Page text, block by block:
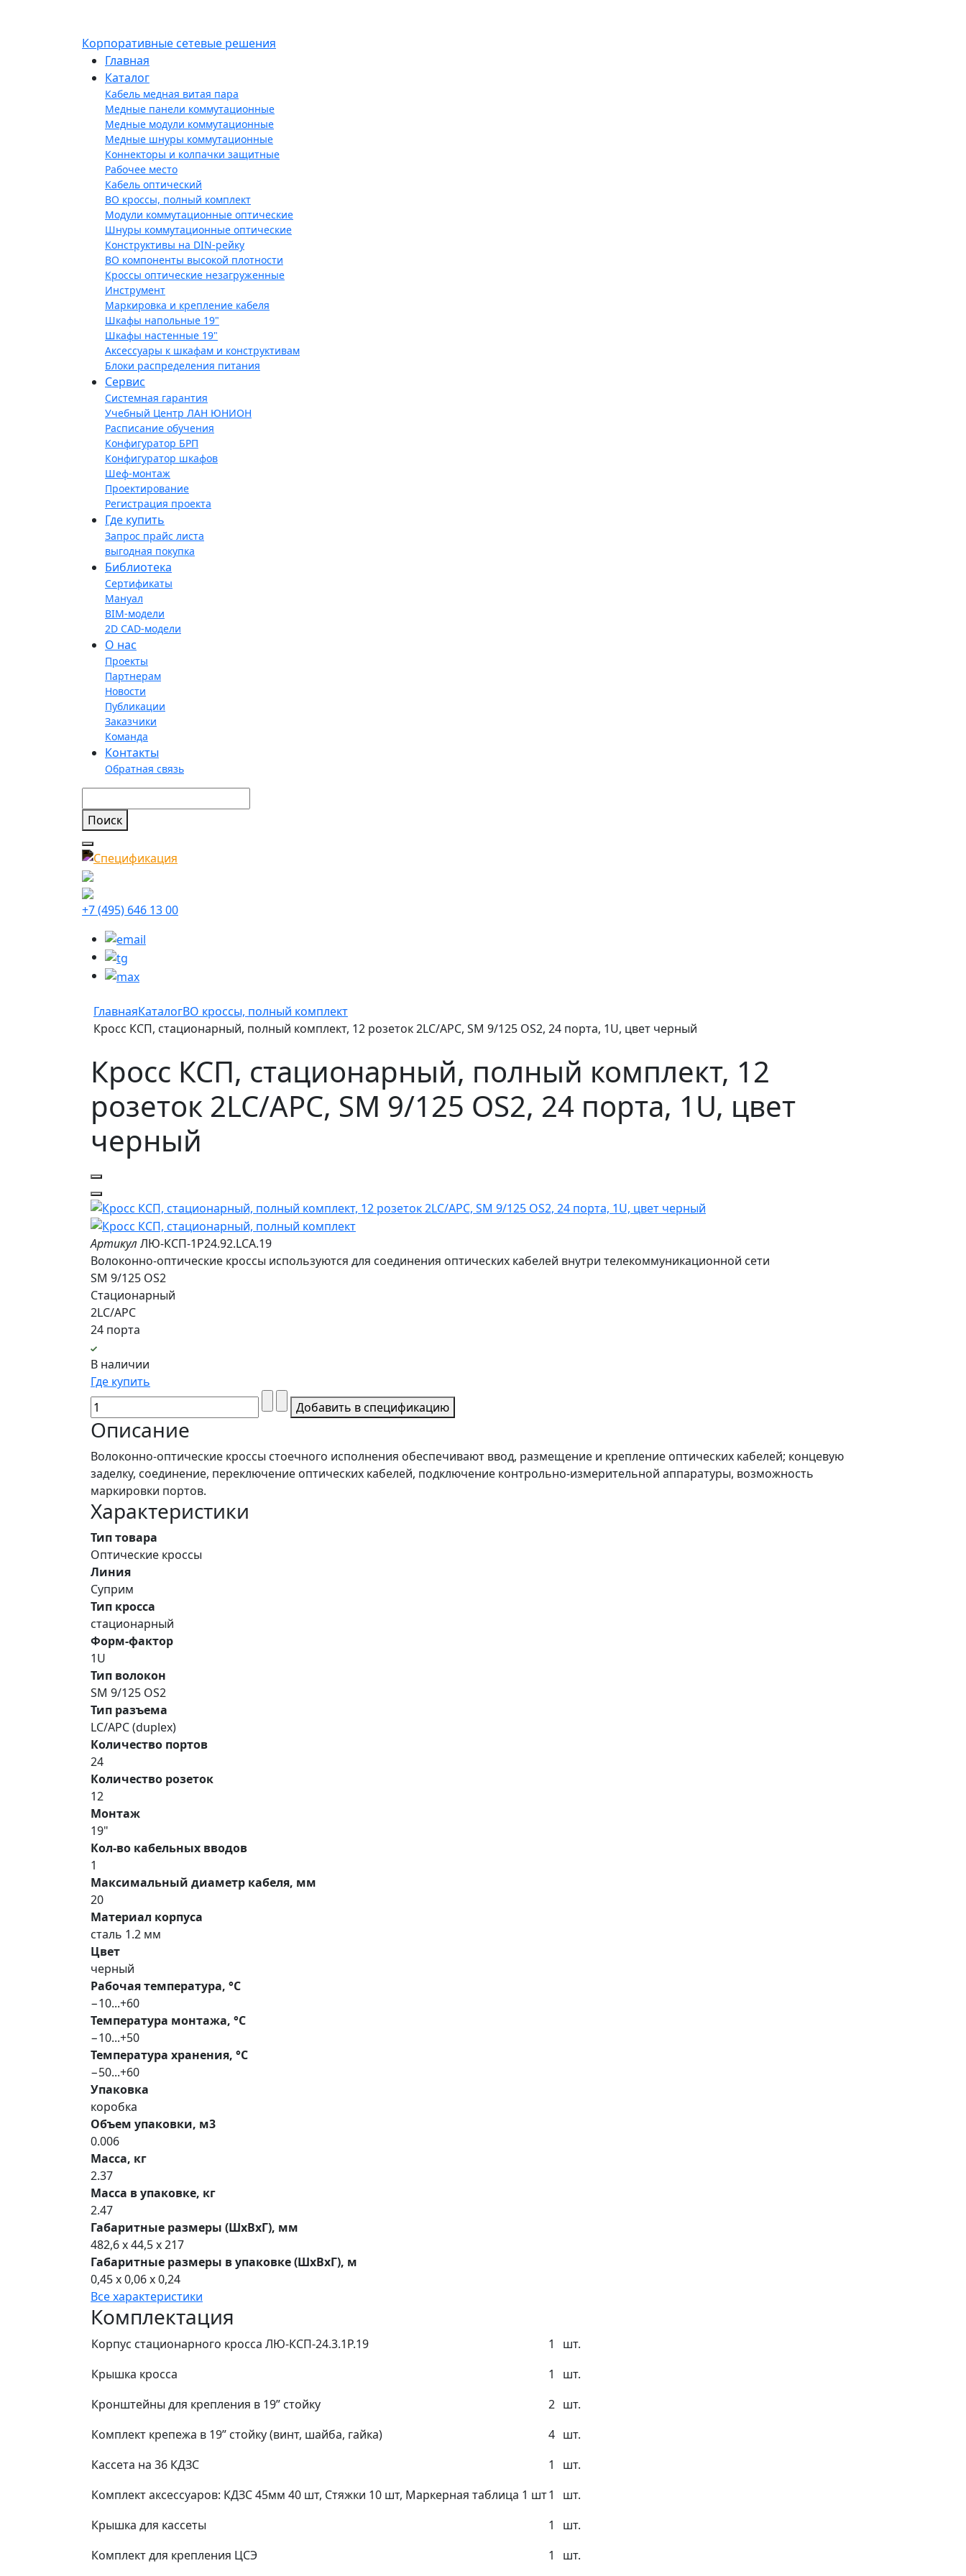
Корпоративные сетевые решения
Главная
Каталог
Кабель медная витая пара
Медные панели коммутационные
Медные модули коммутационные
Медные шнуры коммутационные
Коннекторы и колпачки защитные
Рабочее место
Кабель оптический
ВО кроссы, полный комплект
Модули коммутационные оптические
Шнуры коммутационные оптические
Конструктивы на DIN-рейку
ВО компоненты высокой плотности
Кроссы оптические незагруженные
Инструмент
Маркировка и крепление кабеля
Шкафы напольные 19"
Шкафы настенные 19"
Аксессуары к шкафам и конструктивам
Блоки распределения питания
Сервис
Системная гарантия
Учебный Центр ЛАН ЮНИОН
Расписание обучения
Конфигуратор БРП
Конфигуратор шкафов
Шеф-монтаж
Проектирование
Регистрация проекта
Где купить
Запрос прайс листа
выгодная покупка
Библиотека
Сертификаты
Мануал
BIM-модели
2D CAD-модели
О нас
Проекты
Партнерам
Новости
Публикации
Заказчики
Команда
Контакты
Обратная связь
+7 (495) 646 13 00
ГлавнаяКаталогВО кроссы, полный комплект
Кросс КСП, стационарный, полный комплект, 12 розеток 2LC/APC, SM 9/125 OS2, 24 порта, 1U, цвет черный
Кросс КСП, стационарный, полный комплект, 12
розеток 2LC/APC, SM 9/125 OS2, 24 порта, 1U, цвет
черный
Артикул ЛЮ-КСП-1Р24.92.LCA.19
Волоконно-оптические кроссы используются для соединения оптических кабелей внутри телекоммуникационной сети
SM 9/125 OS2
Стационарный
2LC/APC
24 порта
В наличии
Где купить
Добавить в спецификацию
Описание
Волоконно-оптические кроссы стоечного исполнения обеспечивают ввод, размещение и крепление оптических кабелей; концевую
заделку, соединение, переключение оптических кабелей, подключение контрольно-измерительной аппаратуры, возможность
маркировки портов.
Характеристики
Тип товара
Оптические кроссы
Линия
Суприм
Тип кросса
стационарный
Форм-фактор
1U
Тип волокон
SM 9/125 OS2
Тип разъема
LC/APC (duplex)
Количество портов
24
Количество розеток
12
Монтаж
19"
Кол-во кабельных вводов
1
Максимальный диаметр кабеля, мм
20
Материал корпуса
сталь 1.2 мм
Цвет
черный
Рабочая температура, °С
−10...+60
Температура монтажа, °С
−10...+50
Температура хранения, °С
−50...+60
Упаковка
коробка
Объем упаковки, м3
0.006
Масса, кг
2.37
Масса в упаковке, кг
2.47
Габаритные размеры (ШхВхГ), мм
482,6 x 44,5 x 217
Габаритные размеры в упаковке (ШхВхГ), м
0,45 x 0,06 x 0,24
Все характеристики
Комплектация
Корпус стационарного кросса ЛЮ-КСП-24.3.1Р.19 1
шт.
Крышка кросса
1
шт.
Кронштейны для крепления в 19” стойку
2 шт.
Комплект крепежа в 19” стойку (винт, шайба, гайка)
4 шт.
Кассета на 36 КДЗС
1
шт.
Комплект аксессуаров: КДЗС 45мм 40 шт, Стяжки 10 шт, Маркерная таблица 1 шт1
шт.
Крышка для кассеты
1
шт.
Комплект для крепления ЦСЭ
1 шт.